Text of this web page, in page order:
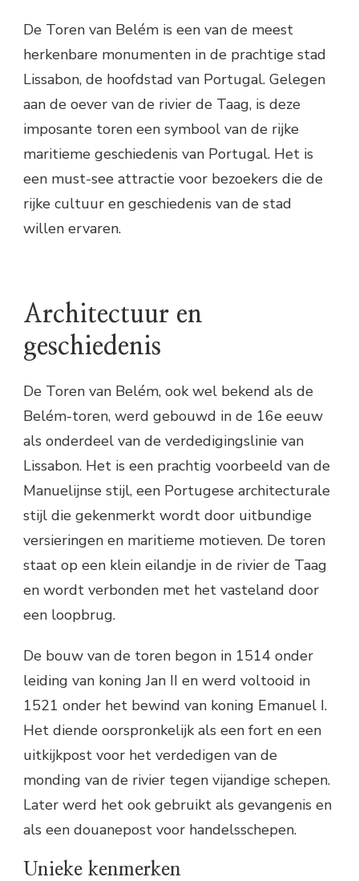
De Toren van Belém is een van de meest
herkenbare monumenten in de prachtige stad
Lissabon, de hoofdstad van Portugal. Gelegen
aan de oever van de rivier de Taag, is deze
imposante toren een symbool van de rijke
maritieme geschiedenis van Portugal. Het is
een must-see attractie voor bezoekers die de
rijke cultuur en geschiedenis van de stad
willen ervaren.
Architectuur en
geschiedenis
De Toren van Belém, ook wel bekend als de
Belém-toren, werd gebouwd in de 16e eeuw
als onderdeel van de verdedigingslinie van
Lissabon. Het is een prachtig voorbeeld van de
Manuelijnse stijl, een Portugese architecturale
stijl die gekenmerkt wordt door uitbundige
versieringen en maritieme motieven. De toren
staat op een klein eilandje in de rivier de Taag
en wordt verbonden met het vasteland door
een loopbrug.
De bouw van de toren begon in 1514 onder
leiding van koning Jan II en werd voltooid in
1521 onder het bewind van koning Emanuel I.
Het diende oorspronkelijk als een fort en een
uitkijkpost voor het verdedigen van de
monding van de rivier tegen vijandige schepen.
Later werd het ook gebruikt als gevangenis en
als een douanepost voor handelsschepen.
Unieke kenmerken